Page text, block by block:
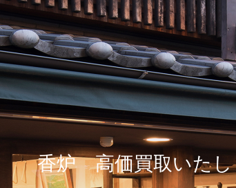
香炉 高価買取いたし